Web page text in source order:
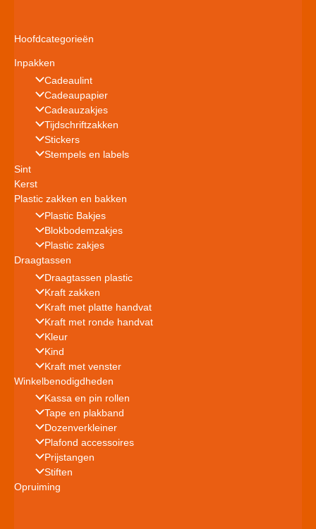
Hoofdcategorieën
Inpakken
Cadeaulint
Cadeaupapier
Cadeauzakjes
Tijdschriftzakken
Stickers
Stempels en labels
Sint
Kerst
Plastic zakken en bakken
Plastic Bakjes
Blokbodemzakjes
Plastic zakjes
Draagtassen
Draagtassen plastic
Kraft zakken
Kraft met platte handvat
Kraft met ronde handvat
Kleur
Kind
Kraft met venster
Winkelbenodigdheden
Kassa en pin rollen
Tape en plakband
Dozenverkleiner
Plafond accessoires
Prijstangen
Stiften
Opruiming